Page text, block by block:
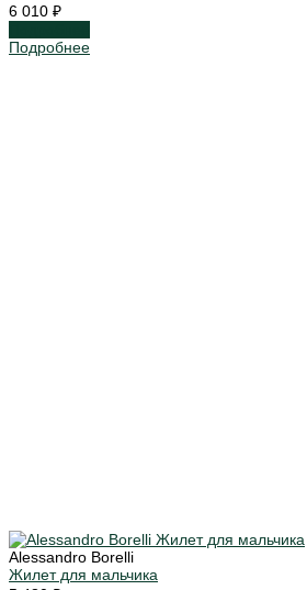
6 010 ₽
Подробнее
Alessandro Borelli
Жилет для мальчика